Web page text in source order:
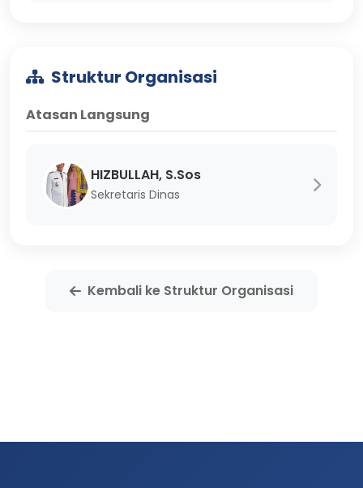
Struktur Organisasi
Atasan Langsung
HIZBULLAH, S.Sos
Sekretaris Dinas
Kembali ke Struktur Organisasi